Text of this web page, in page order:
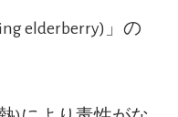
elderberry)」の